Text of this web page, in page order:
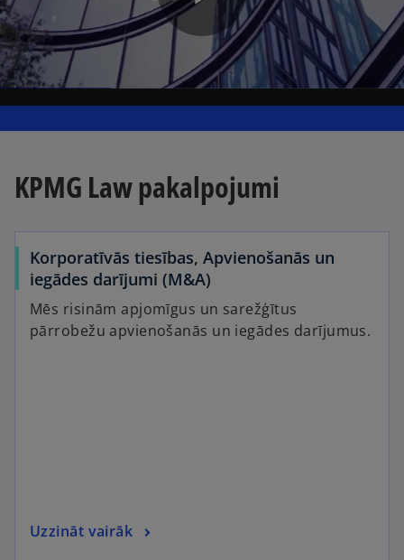
P
l
a
y
KPMG Law pakalpojumi
Korporatīvās tiesības, Apvienošanās un
iegādes darījumi (M&A)
Mēs risinām apjomīgus un sarežģītus
pārrobežu apvienošanās un iegādes darījumus.
Uzzināt vairāk